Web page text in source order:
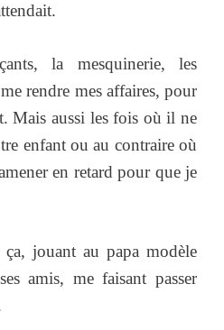
la mesquinerie, les
rendre mes affaires, pour
Mais aussi les fois où il ne
enfant ou au contraire où
en retard pour que je
jouant au papa modèle
amis, me faisant passer